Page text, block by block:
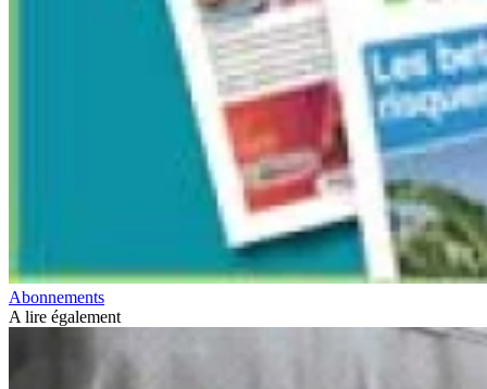
Abonnements
A lire également